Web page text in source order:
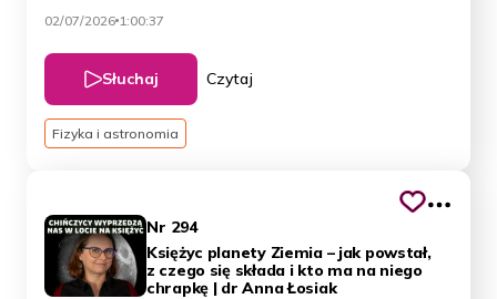
02/07/2026 1:00:37
Słuchaj Czytaj
Fizyka i astronomia
Nr 294
Księżyc planety Ziemia – jak powstał,
z czego się składa i kto ma na niego
chrapkę | dr Anna Łosiak